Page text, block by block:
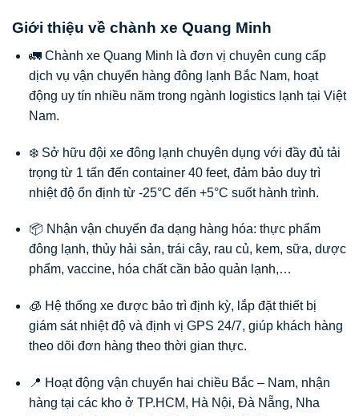
Giới thiệu về chành xe Quang Minh
🚛 Chành xe Quang Minh là đơn vị chuyên cung cấp
dịch vụ vận chuyển hàng đông lạnh Bắc Nam, hoạt
động uy tín nhiều năm trong ngành logistics lạnh tại Việt
Nam.
❄️ Sở hữu đội xe đông lạnh chuyên dụng với đầy đủ tải
trọng từ 1 tấn đến container 40 feet, đảm bảo duy trì
nhiệt độ ổn định từ -25°C đến +5°C suốt hành trình.
📦 Nhận vận chuyển đa dạng hàng hóa: thực phẩm
đông lạnh, thủy hải sản, trái cây, rau củ, kem, sữa, dược
phẩm, vaccine, hóa chất cần bảo quản lạnh,…
🧊 Hệ thống xe được bảo trì định kỳ, lắp đặt thiết bị
giám sát nhiệt độ và định vị GPS 24/7, giúp khách hàng
theo dõi đơn hàng theo thời gian thực.
📍 Hoạt động vận chuyển hai chiều Bắc – Nam, nhận
hàng tại các kho ở TP.HCM, Hà Nội, Đà Nẵng, Nha